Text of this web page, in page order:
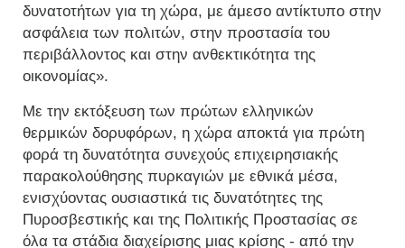
δυνατοτήτων για τη χώρα, με άμεσο αντίκτυπο στην
ασφάλεια των πολιτών, στην προστασία του
περιβάλλοντος και στην ανθεκτικότητα της
οικονομίας».
Με την εκτόξευση των πρώτων ελληνικών
θερμικών δορυφόρων, η χώρα αποκτά για πρώτη
φορά τη δυνατότητα συνεχούς επιχειρησιακής
παρακολούθησης πυρκαγιών με εθνικά μέσα,
ενισχύοντας ουσιαστικά τις δυνατότητες της
Πυροσβεστικής και της Πολιτικής Προστασίας σε
όλα τα στάδια διαχείρισης μιας κρίσης - από την